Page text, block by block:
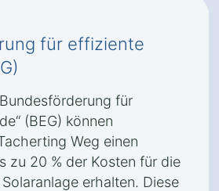
für effiziente
für
(BEG) können
Weg einen
zu 20 % der Kosten für die
erhalten. Diese